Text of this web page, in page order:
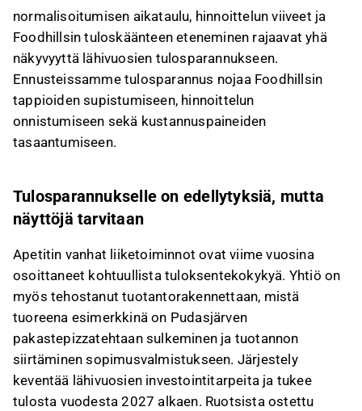
normalisoitumisen aikataulu, hinnoittelun viiveet ja
Foodhillsin tuloskäänteen eteneminen rajaavat yhä
näkyvyyttä lähivuosien tulosparannukseen.
Ennusteissamme tulosparannus nojaa Foodhillsin
tappioiden supistumiseen, hinnoittelun
onnistumiseen sekä kustannuspaineiden
tasaantumiseen.
Tulosparannukselle on edellytyksiä, mutta
näyttöjä tarvitaan
Apetitin vanhat liiketoiminnot ovat viime vuosina
osoittaneet kohtuullista tuloksentekokykyä. Yhtiö on
myös tehostanut tuotantorakennettaan, mistä
tuoreena esimerkkinä on Pudasjärven
pakastepizzatehtaan sulkeminen ja tuotannon
siirtäminen sopimusvalmistukseen. Järjestely
keventää lähivuosien investointitarpeita ja tukee
tulosta vuodesta 2027 alkaen. Ruotsista ostettu